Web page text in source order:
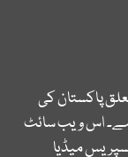
پاکستان کی
اس ویب سائٹ
میڈیا